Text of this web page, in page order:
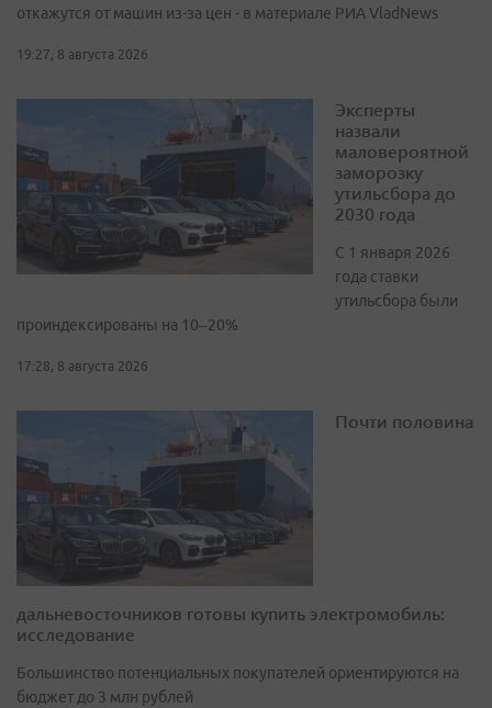
откажутся от машин из-за цен - в материале РИА VladNews
19:27, 8 августа 2026
Эксперты
назвали
маловероятной
заморозку
утильсбора до
2030 года
С 1 января 2026
года ставки
утильсбора были
проиндексированы на 10–20%
17:28, 8 августа 2026
Почти половина
дальневосточников готовы купить электромобиль:
исследование
Большинство потенциальных покупателей ориентируются на
бюджет до 3 млн рублей